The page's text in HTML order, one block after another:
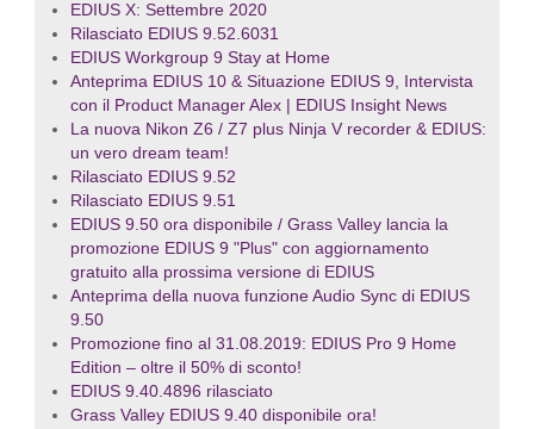
EDIUS X: Settembre 2020
Rilasciato EDIUS 9.52.6031
EDIUS Workgroup 9 Stay at Home
Anteprima EDIUS 10 & Situazione EDIUS 9, Intervista
con il Product Manager Alex | EDIUS Insight News
La nuova Nikon Z6 / Z7 plus Ninja V recorder & EDIUS:
un vero dream team!
Rilasciato EDIUS 9.52
Rilasciato EDIUS 9.51
EDIUS 9.50 ora disponibile / Grass Valley lancia la
promozione EDIUS 9 "Plus" con aggiornamento
gratuito alla prossima versione di EDIUS
Anteprima della nuova funzione Audio Sync di EDIUS
9.50
Promozione fino al 31.08.2019: EDIUS Pro 9 Home
Edition – oltre il 50% di sconto!
EDIUS 9.40.4896 rilasciato
Grass Valley EDIUS 9.40 disponibile ora!